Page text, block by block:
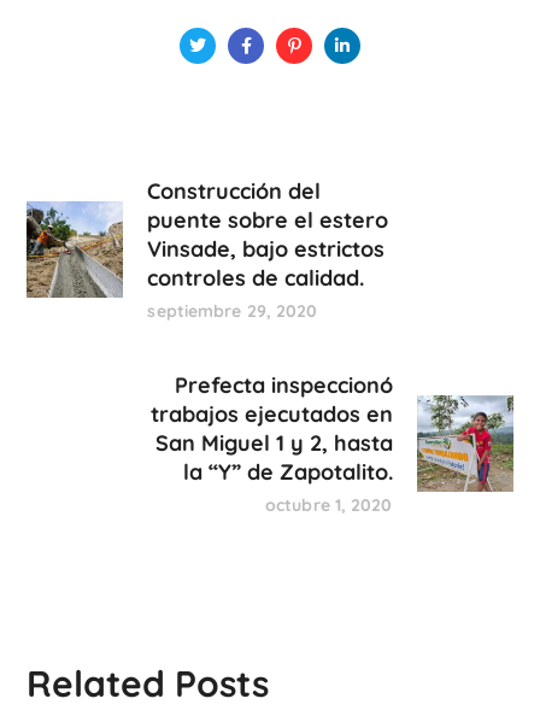
Construcción del
puente sobre el estero
Vinsade, bajo estrictos
controles de calidad.
septiembre 29, 2020
Prefecta inspeccionó
trabajos ejecutados en
San Miguel 1 y 2, hasta
la “Y” de Zapotalito.
octubre 1, 2020
Related Posts